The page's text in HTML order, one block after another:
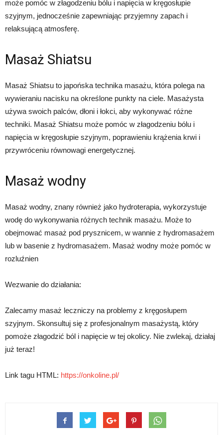
może pomóc w złagodzeniu bólu i napięcia w kręgosłupie
szyjnym, jednocześnie zapewniając przyjemny zapach i
relaksującą atmosferę.
Masaż Shiatsu
Masaż Shiatsu to japońska technika masażu, która polega na
wywieraniu nacisku na określone punkty na ciele. Masażysta
używa swoich palców, dłoni i łokci, aby wykonywać różne
techniki. Masaż Shiatsu może pomóc w złagodzeniu bólu i
napięcia w kręgosłupie szyjnym, poprawieniu krążenia krwi i
przywróceniu równowagi energetycznej.
Masaż wodny
Masaż wodny, znany również jako hydroterapia, wykorzystuje
wodę do wykonywania różnych technik masażu. Może to
obejmować masaż pod prysznicem, w wannie z hydromasażem
lub w basenie z hydromasażem. Masaż wodny może pomóc w
rozluźnien
Wezwanie do działania:
Zalecamy masaż leczniczy na problemy z kręgosłupem
szyjnym. Skonsultuj się z profesjonalnym masażystą, który
pomoże złagodzić ból i napięcie w tej okolicy. Nie zwlekaj, działaj
już teraz!
Link tagu HTML: https://onkoline.pl/